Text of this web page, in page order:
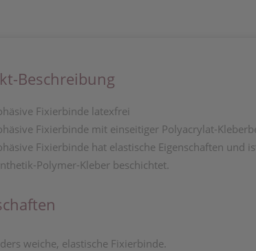
Beschreibung
Fixierbinde latexfrei
Fixierbinde mit einseitiger Polyacrylat-
Fixierbinde hat elastische Eigenschaften
Polymer-Kleber beschichtet.
weiche, elastische Fixierbinde.